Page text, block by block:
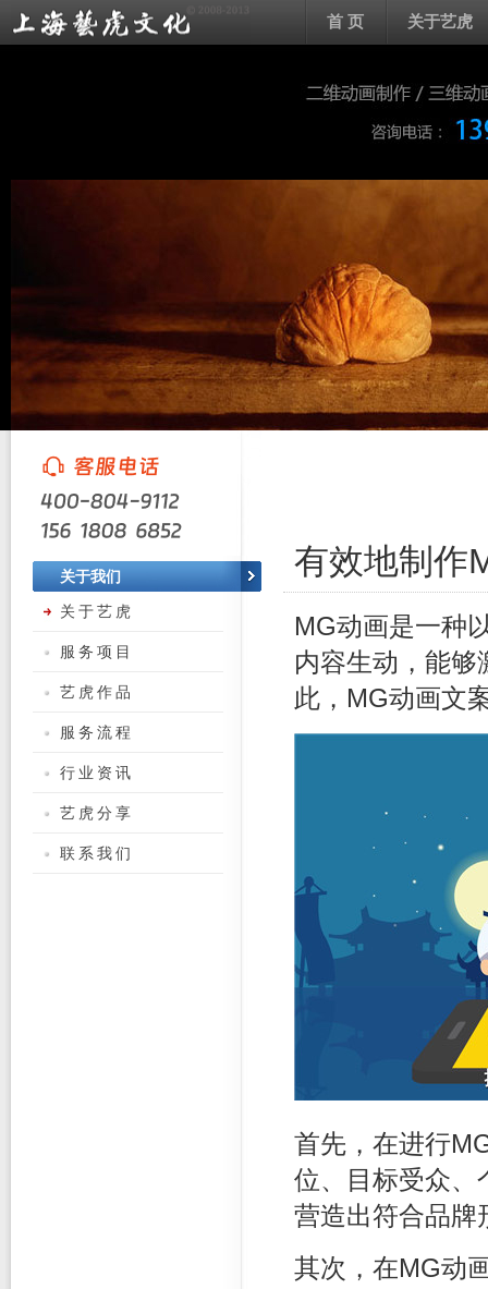
首 页 关于艺虎
有效地制作
MG动画是一种
内容生动，能够
此，MG动画文
首先，在进行
位、目标受众、
营造出符合品牌
其次，在MG动
关于我们
关于艺虎
服务项目
艺虎作品
服务流程
行业资讯
艺虎分享
联系我们